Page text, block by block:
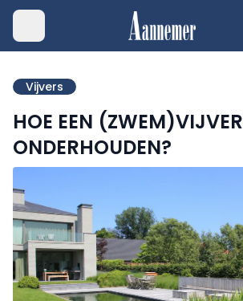
Vijvers
HOE EEN (ZWEM)VIJVER
ONDERHOUDEN?